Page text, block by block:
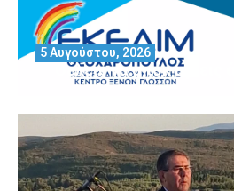
Θέλεις να αποκτήσεις
5 Αυγούστου, 2026